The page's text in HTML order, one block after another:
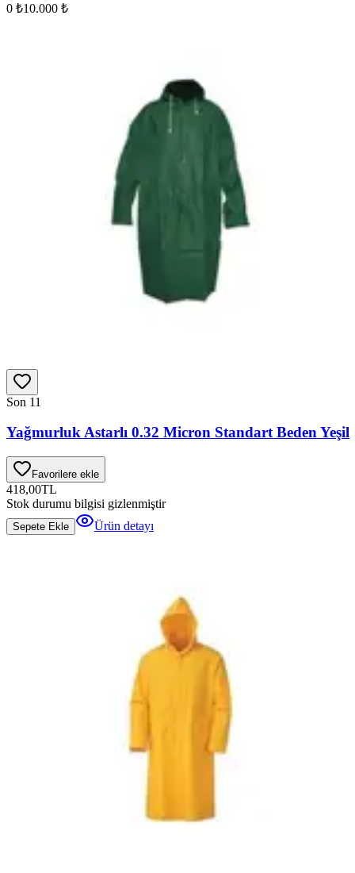
0 ₺10.000 ₺
Son 11
Yağmurluk Astarlı 0.32 Micron Standart Beden Yeşil
Favorilere ekle
418,00TL
Stok durumu bilgisi gizlenmiştir
Sepete Ekle Ürün detayı